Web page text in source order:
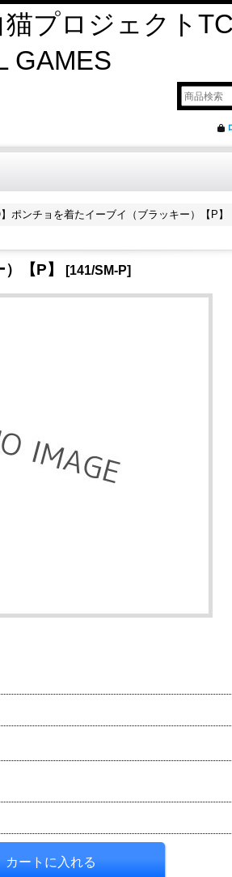
プロジェクト
GAMES
】ポンチョを着たイーブイ（ブラッキー）【P】
【P】 [141/SM-P]